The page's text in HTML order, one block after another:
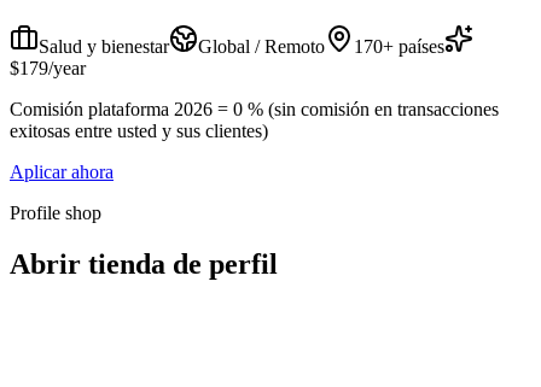
Salud y bienestar Global / Remoto
170+ países
$179/year
Comisión plataforma 2026 = 0 % (sin comisión en transacciones
exitosas entre usted y sus clientes)
Aplicar ahora
Profile shop
Abrir tienda de perfil